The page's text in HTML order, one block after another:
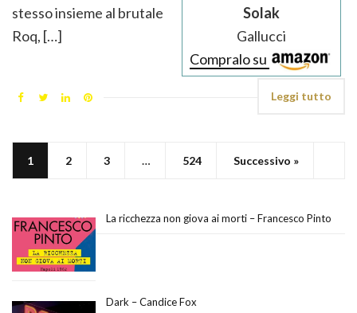
Solak
Gallucci
Compralo su
stesso insieme al brutale
Roq, […]
Leggi tutto
1 2 3 … 524 Successivo »
La ricchezza non giova ai morti – Francesco Pinto
Dark – Candice Fox